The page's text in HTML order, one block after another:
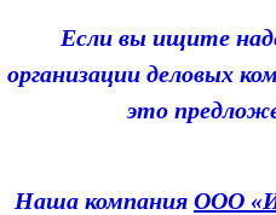
Если вы ищите
организации деловых
это
Наша компания ООО